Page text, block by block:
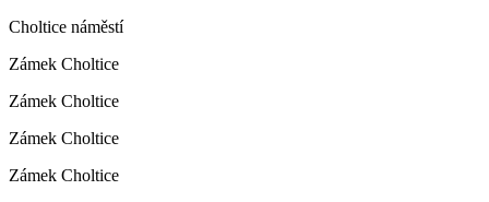
Choltice náměstí
Zámek Choltice
Zámek Choltice
Zámek Choltice
Zámek Choltice